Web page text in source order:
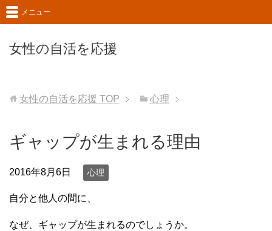
女性の自活を応援
メニュー
女性の自活を応援 TOP 心理
ギャップが生まれる理由
2016年8月6日 心理
自分と他人の間に、
なぜ、ギャップが生まれるのでしょうか。